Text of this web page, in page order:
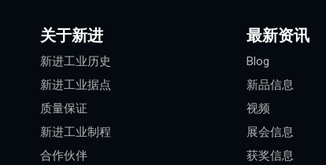
关于新进
新进工业历史
新进工业据点
质量保证
新进工业制程
合作伙伴
最新资讯
Blog
新品信息
视频
展会信息
获奖信息